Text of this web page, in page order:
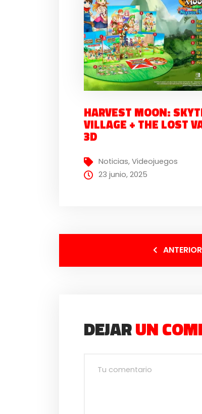
HARVEST MOON:
VILLAGE + THE LOST
3D
Noticias,Videojuegos
23 junio, 2025
DEJARUN